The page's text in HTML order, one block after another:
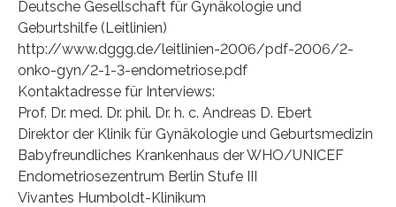
Deutsche Gesellschaft für Gynäkologie und
Geburtshilfe (Leitlinien)
http://www.dggg.de/leitlinien-2006/pdf-2006/2-
onko-gyn/2-1-3-endometriose.pdf
Kontaktadresse für Interviews:
Prof. Dr. med. Dr. phil. Dr. h. c. Andreas D. Ebert
Direktor der Klinik für Gynäkologie und Geburtsmedizin
Babyfreundliches Krankenhaus der WHO/UNICEF
Endometriosezentrum Berlin Stufe III
Vivantes Humboldt-Klinikum